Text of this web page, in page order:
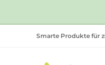
Smarte Produkte für